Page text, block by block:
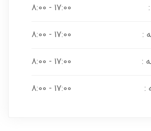
17:00 - 8:00
:
17:00 - 8:00
:
17:00 - 8:00
:
17:00 - 8:00